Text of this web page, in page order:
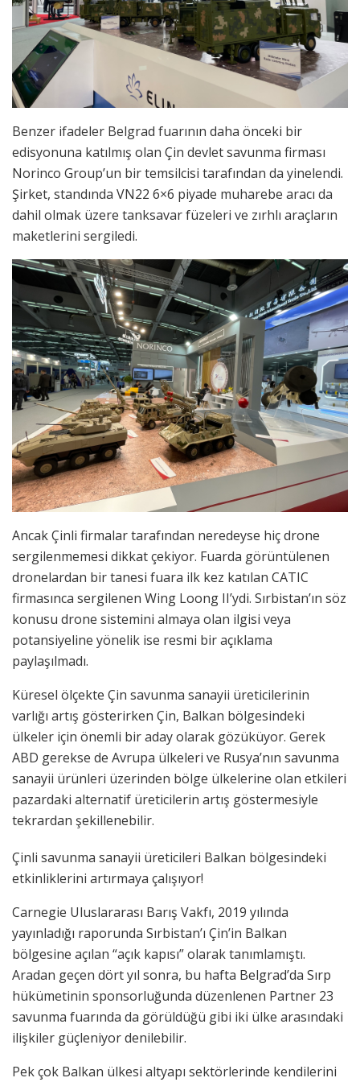
Benzer ifadeler Belgrad fuarının daha önceki bir
edisyonuna katılmış olan Çin devlet savunma firması
Norinco Group’un bir temsilcisi tarafından da yinelendi.
Şirket, standında VN22 6×6 piyade muharebe aracı da
dahil olmak üzere tanksavar füzeleri ve zırhlı araçların
maketlerini sergiledi.
Ancak Çinli firmalar tarafından neredeyse hiç drone
sergilenmemesi dikkat çekiyor. Fuarda görüntülenen
dronelardan bir tanesi fuara ilk kez katılan CATIC
firmasınca sergilenen Wing Loong II’ydi. Sırbistan’ın söz
konusu drone sistemini almaya olan ilgisi veya
potansiyeline yönelik ise resmi bir açıklama
paylaşılmadı.
Küresel ölçekte Çin savunma sanayii üreticilerinin
varlığı artış gösterirken Çin, Balkan bölgesindeki
ülkeler için önemli bir aday olarak gözüküyor. Gerek
ABD gerekse de Avrupa ülkeleri ve Rusya’nın savunma
sanayii ürünleri üzerinden bölge ülkelerine olan etkileri
pazardaki alternatif üreticilerin artış göstermesiyle
tekrardan şekillenebilir.
Çinli savunma sanayii üreticileri Balkan bölgesindeki
etkinliklerini artırmaya çalışıyor!
Carnegie Uluslararası Barış Vakfı, 2019 yılında
yayınladığı raporunda Sırbistan’ı Çin’in Balkan
bölgesine açılan “açık kapısı” olarak tanımlamıştı.
Aradan geçen dört yıl sonra, bu hafta Belgrad’da Sırp
hükümetinin sponsorluğunda düzenlenen Partner 23
savunma fuarında da görüldüğü gibi iki ülke arasındaki
ilişkiler güçleniyor denilebilir.
Pek çok Balkan ülkesi altyapı sektörlerinde kendilerini